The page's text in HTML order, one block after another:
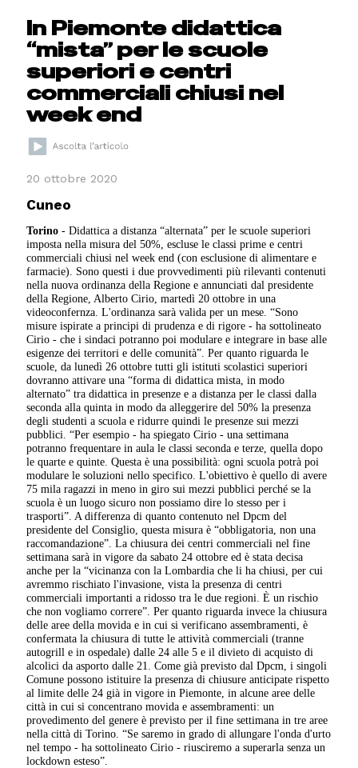
In Piemonte didattica
“mista” per le scuole
superiori e centri
commerciali chiusi nel
week end
20 ottobre 2020
Cuneo
Torino - Didattica a distanza “alternata” per le scuole superiori
imposta nella misura del 50%, escluse le classi prime e centri
commerciali chiusi nel week end (con esclusione di alimentare e
farmacie). Sono questi i due provvedimenti più rilevanti contenuti
nella nuova ordinanza della Regione e annunciati dal presidente
della Regione, Alberto Cirio, martedì 20 ottobre in una
videoconfernza. L'ordinanza sarà valida per un mese. “Sono
misure ispirate a principi di prudenza e di rigore - ha sottolineato
Cirio - che i sindaci potranno poi modulare e integrare in base alle
esigenze dei territori e delle comunità”. Per quanto riguarda le
scuole, da lunedì 26 ottobre tutti gli istituti scolastici superiori
dovranno attivare una “forma di didattica mista, in modo
alternato” tra didattica in presenze e a distanza per le classi dalla
seconda alla quinta in modo da alleggerire del 50% la presenza
degli studenti a scuola e ridurre quindi le presenze sui mezzi
pubblici. “Per esempio - ha spiegato Cirio - una settimana
potranno frequentare in aula le classi seconda e terze, quella dopo
le quarte e quinte. Questa è una possibilità: ogni scuola potrà poi
modulare le soluzioni nello specifico. L'obiettivo è quello di avere
75 mila ragazzi in meno in giro sui mezzi pubblici perché se la
scuola è un luogo sicuro non possiamo dire lo stesso per i
trasporti”. A differenza di quanto contenuto nel Dpcm del
presidente del Consiglio, questa misura è “obbligatoria, non una
raccomandazione”. La chiusura dei centri commerciali nel fine
settimana sarà in vigore da sabato 24 ottobre ed è stata decisa
anche per la “vicinanza con la Lombardia che li ha chiusi, per cui
avremmo rischiato l'invasione, vista la presenza di centri
commerciali importanti a ridosso tra le due regioni. È un rischio
che non vogliamo correre”. Per quanto riguarda invece la chiusura
delle aree della movida e in cui si verificano assembramenti, è
confermata la chiusura di tutte le attività commerciali (tranne
autogrill e in ospedale) dalle 24 alle 5 e il divieto di acquisto di
alcolici da asporto dalle 21. Come già previsto dal Dpcm, i singoli
Comune possono istituire la presenza di chiusure anticipate rispetto
al limite delle 24 già in vigore in Piemonte, in alcune aree delle
città in cui si concentrano movida e assembramenti: un
provedimento del genere è previsto per il fine settimana in tre aree
nella città di Torino. “Se saremo in grado di allungare l'onda d'urto
nel tempo - ha sottolineato Cirio - riusciremo a superarla senza un
lockdown esteso”.